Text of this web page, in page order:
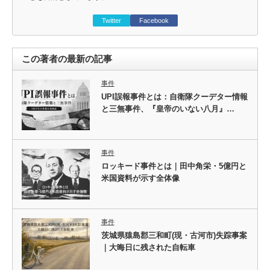
Twitter Facebook
この著者の最新の記事
事件
UPI誤報事件とは：自衛隊クーデター情報
と三無事件、『皇帝のいない八月』…
事件
ロッキード事件とは｜田中角栄・5億円と
米国資料が示す全体像
事件
茨城県猿島郡三和町(現・古河市)失踪事案
｜大晦日に残された自転車